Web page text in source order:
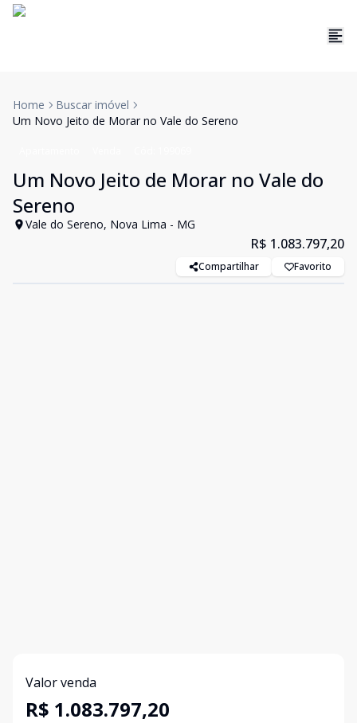
Home
Buscar imóvel
Um Novo Jeito de Morar no Vale do Sereno
Um Novo Jeito de Morar no Vale do
Sereno
Vale do Sereno, Nova Lima - MG
R$ 1.083.797,20
Compartilhar Favorito
Valor venda
R$ 1.083.797,20